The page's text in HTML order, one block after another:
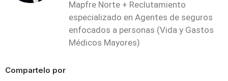
Mapfre Norte + Reclutamiento
especializado en Agentes de seguros
enfocados a personas (Vida y Gastos
Médicos Mayores)
Compartelo por